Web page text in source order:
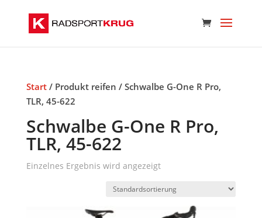
Start/ Produkt reifen / Schwalbe G-One R Pro,
TLR, 45-622
Schwalbe G-One R Pro,
TLR, 45-622
Einzelnes Ergebnis wird angezeigt